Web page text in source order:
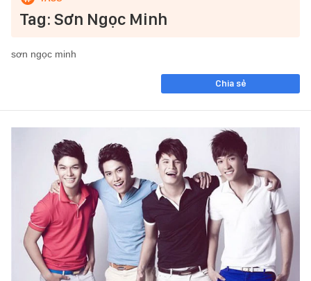
Tag: Sơn Ngọc Minh
sơn ngọc minh
Chia sẻ